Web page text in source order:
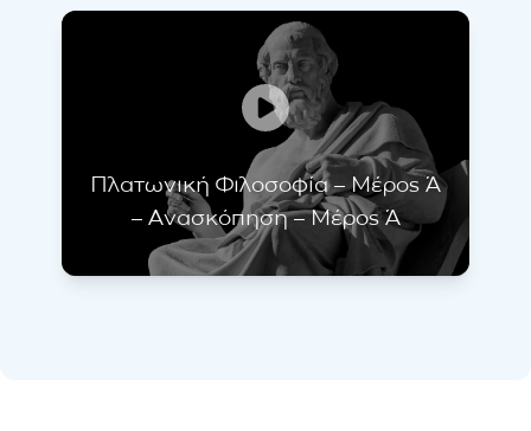
Πλατωνική Φιλοσοφία – Μέρος Ά
– Ανασκόπηση – Μέρος Ά